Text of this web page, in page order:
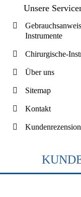
Unsere
Instrumente
Chirurgische-
Über uns
Sitemap
Kontakt